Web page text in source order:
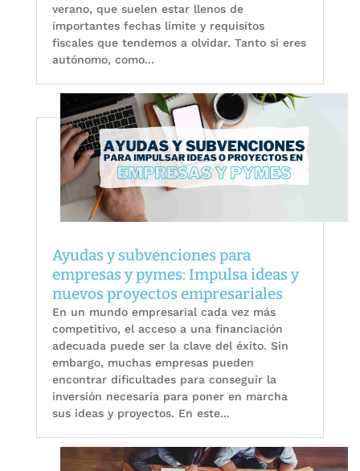
verano, que suelen estar llenos de
importantes fechas límite y requisitos
fiscales que tendemos a olvidar. Tanto si eres
autónomo, como...
Ayudas y subvenciones para
empresas y pymes: Impulsa ideas y
nuevos proyectos empresariales
En un mundo empresarial cada vez más
competitivo, el acceso a una financiación
adecuada puede ser la clave del éxito. Sin
embargo, muchas empresas pueden
encontrar dificultades para conseguir la
inversión necesaria para poner en marcha
sus ideas y proyectos. En este...